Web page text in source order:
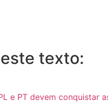
texto:
e PT devem conquistar